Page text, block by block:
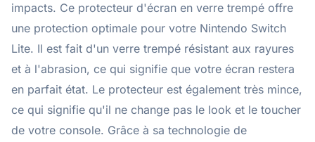
impacts. Ce protecteur d'écran en verre trempé offre
une protection optimale pour votre Nintendo Switch
Lite. Il est fait d'un verre trempé résistant aux rayures
et à l'abrasion, ce qui signifie que votre écran restera
en parfait état. Le protecteur est également très mince,
ce qui signifie qu'il ne change pas le look et le toucher
de votre console. Grâce à sa technologie de